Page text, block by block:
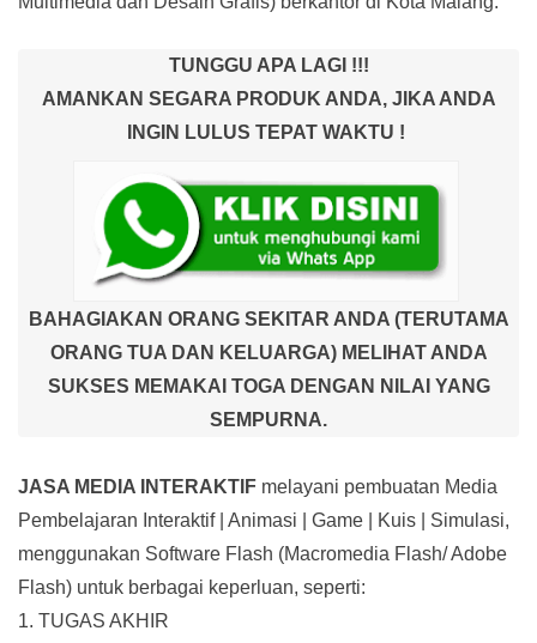
TUNGGU APA LAGI !!!
AMANKAN SEGARA PRODUK ANDA, JIKA ANDA
INGIN LULUS TEPAT WAKTU !
BAHAGIAKAN ORANG SEKITAR ANDA (TERUTAMA
ORANG TUA DAN KELUARGA) MELIHAT ANDA
SUKSES MEMAKAI TOGA DENGAN NILAI YANG
SEMPURNA.
JASA MEDIA INTERAKTIF melayani pembuatan Media
Pembelajaran Interaktif| Animasi | Game | Kuis | Simulasi,
menggunakan Software Flash (Macromedia Flash/ Adobe
Flash) untuk berbagai keperluan, seperti:
1. TUGAS AKHIR